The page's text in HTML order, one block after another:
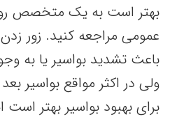
بهتر است به یک متخصص
عمومی مراجعه کنید. زور زدن
باعث تشدید بواسیر یا به
ولی در اکثر مواقع بواسیر
برای بهبود بواسیر بهتر است